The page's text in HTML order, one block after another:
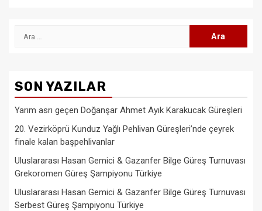
Arama:
SON YAZILAR
Yarım asrı geçen Doğanşar Ahmet Ayık Karakucak Güreşleri
20. Vezirköprü Kunduz Yağlı Pehlivan Güreşleri’nde çeyrek
finale kalan başpehlivanlar
Uluslararası Hasan Gemici & Gazanfer Bilge Güreş Turnuvası
Grekoromen Güreş Şampiyonu Türkiye
Uluslararası Hasan Gemici & Gazanfer Bilge Güreş Turnuvası
Serbest Güreş Şampiyonu Türkiye